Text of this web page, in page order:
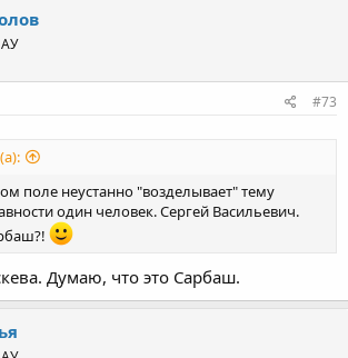
#73
поле неустанно "возделывает" тему
один человек. Сергей Васильевич.
Думаю, что это Сарбаш.